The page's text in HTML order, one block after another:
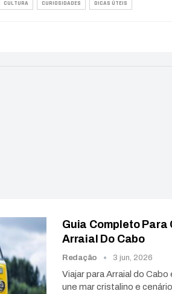
CULTURA CURIOSIDADES DICAS ÚTEIS
Guia Completo
Arraial Do Cabo
Redação 3 jun, 2026
Viajar para Arraial do
une mar cristalino e